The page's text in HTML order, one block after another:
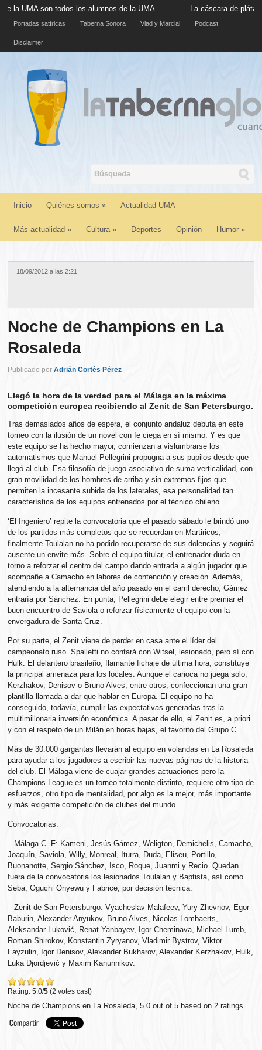
son todos los alumnos de la UMA La cáscara de plátano
Portadas satíricas Taberna Sonora Vlad y Marcial Podcast
Disclaimer
Inicio Quiénes somos » Actualidad UMA
Más actualidad » Cultura» Deportes Opinión Humor »
18/09/2012 a las 2:21
Noche de Champions en La
Rosaleda
Publicado porAdrián Cortés Pérez
Llegó la hora de la verdad para el Málaga en la máxima
competición europea recibiendo al Zenit de San Petersburgo.
Tras demasiados años de espera, el conjunto andaluz debuta en este
torneo con la ilusión de un novel con fe ciega en sí mismo. Y es que
este equipo se ha hecho mayor, comienzan a vislumbrarse los
automatismos que Manuel Pellegrini propugna a sus pupilos desde que
llegó al club. Esa filosofía de juego asociativo de suma verticalidad, con
gran movilidad de los hombres de arriba y sin extremos fijos que
permiten la incesante subida de los laterales, esa personalidad tan
característica de los equipos entrenados por el técnico chileno.
‘El Ingeniero’ repite la convocatoria que el pasado sábado le brindó uno
de los partidos más completos que se recuerdan en Martiricos;
finalmente Toulalan no ha podido recuperarse de sus dolencias y seguirá
ausente un envite más. Sobre el equipo titular, el entrenador duda en
torno a reforzar el centro del campo dando entrada a algún jugador que
acompañe a Camacho en labores de contención y creación. Además,
atendiendo a la alternancia del año pasado en el carril derecho, Gámez
entraría por Sánchez. En punta, Pellegrini debe elegir entre premiar el
buen encuentro de Saviola o reforzar físicamente el equipo con la
envergadura de Santa Cruz.
Por su parte, el Zenit viene de perder en casa ante el líder del
campeonato ruso. Spalletti no contará con Witsel, lesionado, pero sí con
Hulk. El delantero brasileño, flamante fichaje de última hora, constituye
la principal amenaza para los locales. Aunque el carioca no juega solo,
Kerzhakov, Denisov o Bruno Alves, entre otros, confeccionan una gran
plantilla llamada a dar que hablar en Europa. El equipo no ha
conseguido, todavía, cumplir las expectativas generadas tras la
multimillonaria inversión económica. A pesar de ello, el Zenit es, a priori
y con el respeto de un Milán en horas bajas, el favorito del Grupo C.
Más de 30.000 gargantas llevarán al equipo en volandas en La Rosaleda
para ayudar a los jugadores a escribir las nuevas páginas de la historia
del club. El Málaga viene de cuajar grandes actuaciones pero la
Champions League es un torneo totalmente distinto, requiere otro tipo de
esfuerzos, otro tipo de mentalidad, por algo es la mejor, más importante
y más exigente competición de clubes del mundo.
Convocatorias:
– Málaga C. F: Kameni, Jesús Gámez, Weligton, Demichelis, Camacho,
Joaquín, Saviola, Willy, Monreal, Iturra, Duda, Eliseu, Portillo,
Buonanotte, Sergio Sánchez, Isco, Roque, Juanmi y Recio. Quedan
fuera de la convocatoria los lesionados Toulalan y Baptista, así como
Seba, Oguchi Onyewu y Fabrice, por decisión técnica.
– Zenit de San Petersburgo: Vyacheslav Malafeev, Yury Zhevnov, Egor
Baburin, Alexander Anyukov, Bruno Alves, Nicolas Lombaerts,
Aleksandar Luković, Renat Yanbayev, Igor Cheminava, Michael Lumb,
Roman Shirokov, Konstantin Zyryanov, Vladimir Bystrov, Viktor
Fayzulin, Igor Denisov, Alexander Bukharov, Alexander Kerzhakov, Hulk,
Luka Djordjević y Maxim Kanunnikov.
Rating: 5.0/5 (2 votes cast)
Noche de Champions en La Rosaleda,5.0 out of5 based on2 ratings